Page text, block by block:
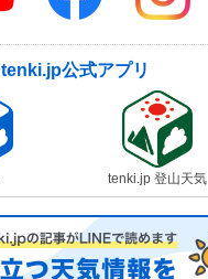
tenki.jp公式アプリ
tenki.jp 登山天気